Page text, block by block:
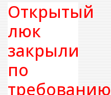
Открытый
люк
закрыли
по
требованию